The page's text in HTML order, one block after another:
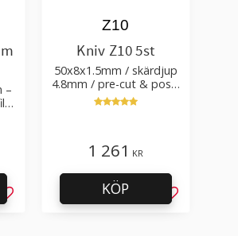
–
Lägg till i favoriter
Kniv Z10 5st
50x8x1.5mm / skärdjup
4.8mm / pre-cut & post-
cut 0.84xTm / skärvinkel
50°
Z10
1 261 KR
Lägg till i
KÖP